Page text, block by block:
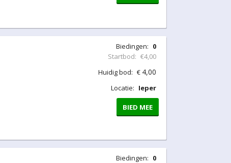
Biedingen: 0
Startbod: €4,00
Huidig bod: € 4,00
Locatie: Ieper
BIED MEE
Biedingen: 0